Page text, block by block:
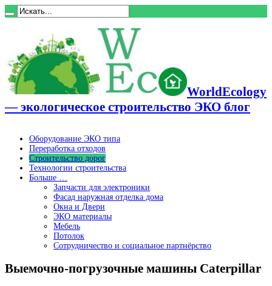
WorldEcology
— экологическое строительство ЭКО блог
Оборудование ЭКО типа
Переработка отходов
Строительство дорог
Технологии строительства
Больше …
Запчасти для электроники
Фасад наружная отделка дома
Окна и Двери
ЭКО материалы
Мебель
Потолок
Сотрудничество и социальное партнёрство
Выемочно-погрузочные машины Caterpillar